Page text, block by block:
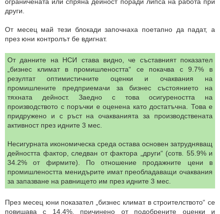
други.
От месец май тези блокади започнаха поетапно да падат, а
през юни контролът бе вдигнат.
От данните на НСИ става видно, че съставният показател
„бизнес климат в промишлеността“ се покачва с 9.7% в
резултат оптимистичните оценки и очаквания на
промишлените предприемачи за бизнес състоянието на
тяхната дейност. Заедно с това осигуреността на
производството с поръчки е оценена като достатъчна. Това е
придружено и с ръст на очакванията за производствената
активност през идните 3 мес.
Несигурната икономическа среда остава основен затрудняващ
дейността фактор, следван от фактора „други“ (сотв. 55.9% и
34.2% от фирмите). По отношение продажните цени в
промишлеността менидърите имат преобладаващи очаквания
за запазване на равнището им през идните 3 мес.
През месец юни показател „бизнес климат в строителството“ се
повишава с 14.4%, причинено от подобрените оценки и